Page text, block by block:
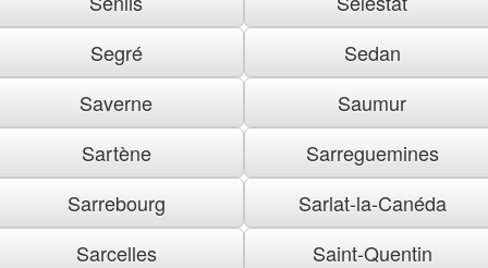
Segré
Sedan
Saverne
Saumur
Sartène
Sarreguemines
Sarrebourg
Sarlat-la-Canéda
Sarcelles
Saint-Quentin